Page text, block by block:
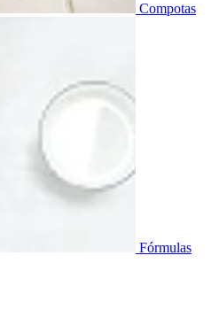
Compotas
Fórmulas